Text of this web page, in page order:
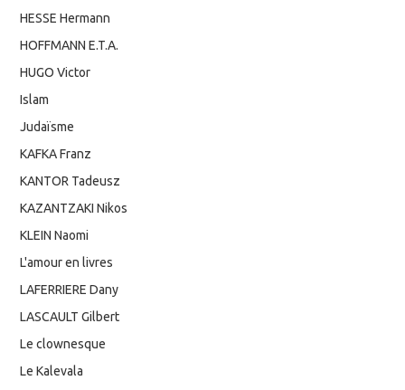
HESSE Hermann
HOFFMANN E.T.A.
HUGO Victor
Islam
Judaïsme
KAFKA Franz
KANTOR Tadeusz
KAZANTZAKI Nikos
KLEIN Naomi
L'amour en livres
LAFERRIERE Dany
LASCAULT Gilbert
Le clownesque
Le Kalevala